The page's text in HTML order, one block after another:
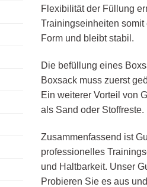
Flexibilität der Füllung
Trainingseinheiten
Form und bleibt stabil.
Die befüllung eines
Boxsack muss zuerst
Ein weiterer Vorteil von
als Sand oder Stoffreste.
Zusammenfassend ist
professionelles
und Haltbarkeit. Unser
Probieren Sie es aus